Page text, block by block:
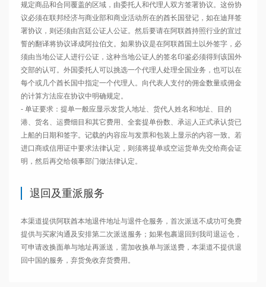
规定商品和合同覆盖的区域，由委托人和代理人双方签署协议。这份协
议必须在联邦经济与商业部和商业活动所在的酋长国登记，如在迪拜签
署协议，则还须由宫廷公证人公证。然后要请在阿联酋持照行业的宣过
誓的翻译将协议译成阿拉伯文。如果协议是在阿联酋国土以外签字，必
须由当地公证人进行公证，这种当地公证人的签名印鉴必须得到该国外
交部的认可。外国委托人可以挑选一个代理人处理全国业务，也可以在
每个或几个酋长国中指定一个代理人。向代表人支付的佣金数量或佣金
的计算方法应在协议中明确规定。
- 单证要求：提单一般应显示发货人地址、货代人姓名和地址、目的
港、货名、运费细目和其它费用、全套提单份数、承运人正式承认货已
上船的日期和签字。记载的内容应与发票和包装上显示的内容一致。若
进口商或信用证中要求法律认定，则须将提单或空运货单先交给商会证
明，然后再交给领事部门做法律认定。
退回及重派服务
本渠道提供阿联酋本地退件地址与退件仓服务，首次派送不成功可免费
提供与买家沟通及安排第二次派送服务；如果包裹退回到我司退运仓，
可申请改换面单与地址再派送，需加收换单与派送费，本渠道不提供退
回中国的服务，弃货免收弃货费用。